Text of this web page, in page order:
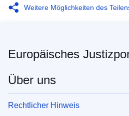
Weitere Möglichkeiten des
Europäisches
Über uns
Rechtlicher Hinweis